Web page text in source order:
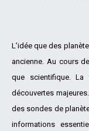
L’idée que des
ancienne. Au cours
que scientifique.
découvertes
des sondes de
informations